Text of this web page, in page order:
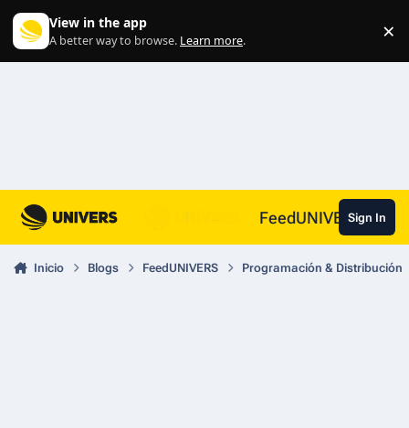
View in the app
A better way to browse. Learn more. ×
FeedUNIVERSSign In
Inicio Blogs FeedUNIVERS Programación & Distribución